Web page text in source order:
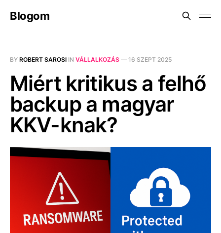
Blogom
BY ROBERT SAROSI IN VÁLLALKOZÁS — 16 SZEPT 2025
Miért kritikus a felhő
backup a magyar
KKV-knak?